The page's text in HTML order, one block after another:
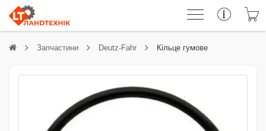
Запчастини Deutz-Fahr Кільце гумове